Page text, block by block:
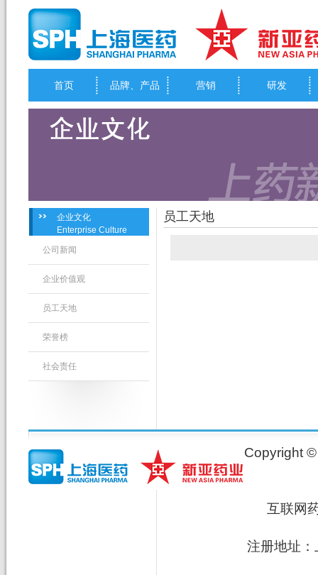
首页 品牌、产品 营销 研发
企业文化
Enterprise Culture
公司新闻
企业价值观
员工天地
荣誉榜
社会责任
员工天地
Copyright
互联网
注册地址